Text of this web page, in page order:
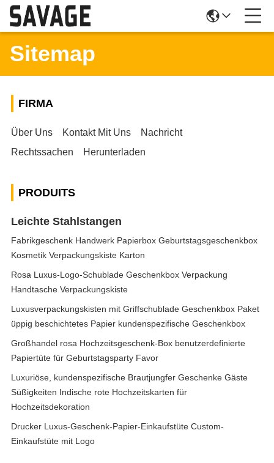
Sitemap
FIRMA
Über Uns Kontakt Mit Uns
Nachricht
Rechtssachen
Herunterladen
PRODUITS
Leichte Stahlstangen
Fabrikgeschenk Handwerk Papierbox Geburtstagsgeschenkbox
Kosmetik Verpackungskiste Karton
Rosa Luxus-Logo-Schublade Geschenkbox Verpackung
Handtasche Verpackungskiste
Luxusverpackungskisten mit Griffschublade Geschenkbox Paket
üppig beschichtetes Papier kundenspezifische Geschenkbox
Großhandel rosa Hochzeitsgeschenk-Box benutzerdefinierte
Papiertüte für Geburtstagsparty Favor
Luxuriöse, kundenspezifische Brautjungfer Geschenke Gäste
Süßigkeiten Indische rote Hochzeitskarten für
Hochzeitsdekoration
Drucker Luxus-Geschenk-Papier-Einkaufstüte Custom-
Einkaufstüte mit Logo